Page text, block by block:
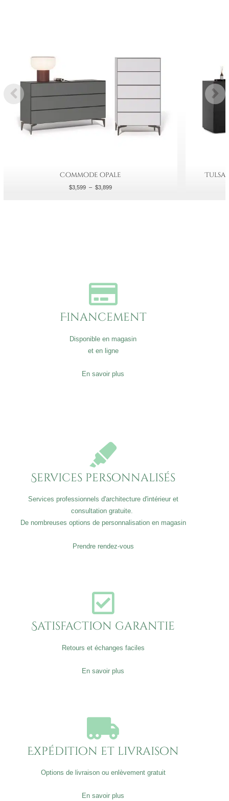
Commode opale
$3,599 – $3,899
Tulsa
Financement
Disponible en magasin
et en ligne
En savoir plus
Services personnalisés
Services professionnels d'architecture d'intérieur et
consultation gratuite.
De nombreuses options de personnalisation en magasin
Prendre rendez-vous
Satisfaction garantie
Retours et échanges faciles
En savoir plus
Expédition et livraison
Options de livraison ou enlèvement gratuit
En savoir plus